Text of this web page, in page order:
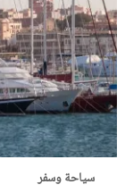
سياحة وسفر